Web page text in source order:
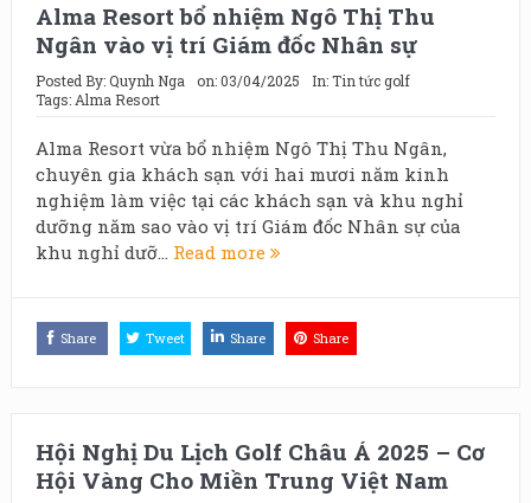
Alma Resort bổ nhiệm Ngô Thị Thu
Ngân vào vị trí Giám đốc Nhân sự
Posted By:Quynh Nga on:03/04/2025 In:Tin tức golf
Tags: Alma Resort
Alma Resort vừa bổ nhiệm Ngô Thị Thu Ngân,
chuyên gia khách sạn với hai mươi năm kinh
nghiệm làm việc tại các khách sạn và khu nghỉ
dưỡng năm sao vào vị trí Giám đốc Nhân sự của
khu nghỉ dưỡ... Read more
Share Tweet Share Share
Hội Nghị Du Lịch Golf Châu Á 2025 – Cơ
Hội Vàng Cho Miền Trung Việt Nam